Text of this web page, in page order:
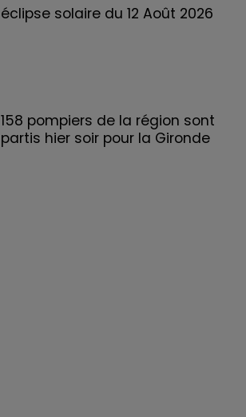
éclipse solaire du 12 Août 2026
158 pompiers de la région sont
partis hier soir pour la Gironde